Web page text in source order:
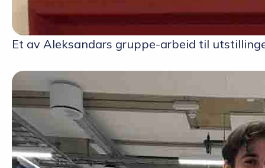
Et av Aleksandars gruppe-arbeid til